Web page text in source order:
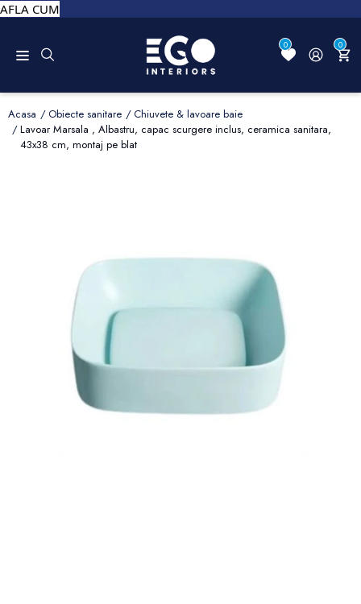
AFLA CUM
0 0
Acasa Obiecte sanitare
Chiuvete & lavoare baie
Lavoar Marsala , Albastru, capac scurgere inclus, ceramica sanitara,
43x38 cm, montaj pe blat